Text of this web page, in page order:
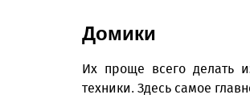
Домики
Их проще всего делать
техники. Здесь самое